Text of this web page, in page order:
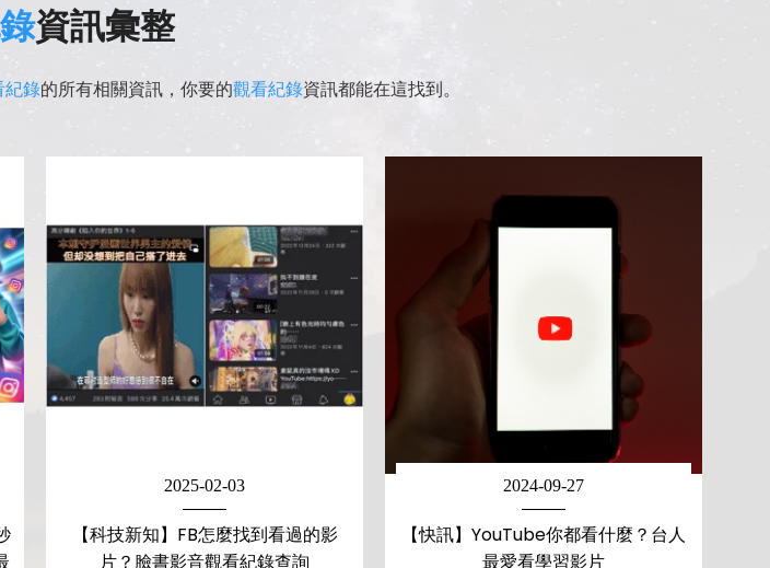
資訊彙整
紀錄的所有相關資訊，你要的觀看紀錄資訊都能在這找到。
2025-02-03
【科技新知】FB怎麼找到看過的影
片？臉書影音觀看紀錄查詢
2024-09-27
【快訊】YouTube你都看什麼？台人
最愛看學習影片